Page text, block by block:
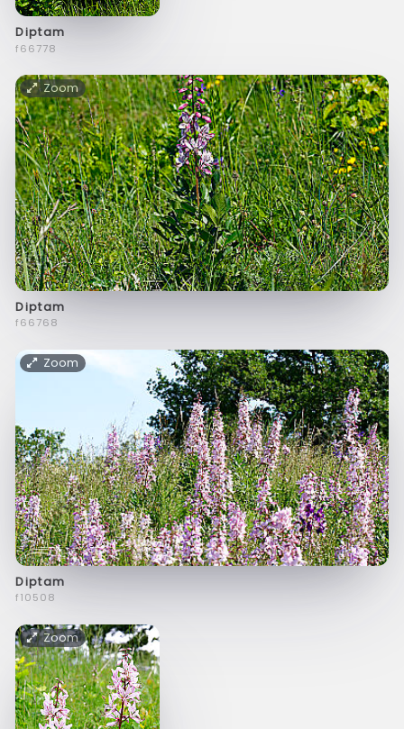
Diptam
f66778
Zoom
Diptam
f66768
Zoom
Diptam
f10508
Zoom